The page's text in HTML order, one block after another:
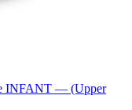
INFANT — (Upper